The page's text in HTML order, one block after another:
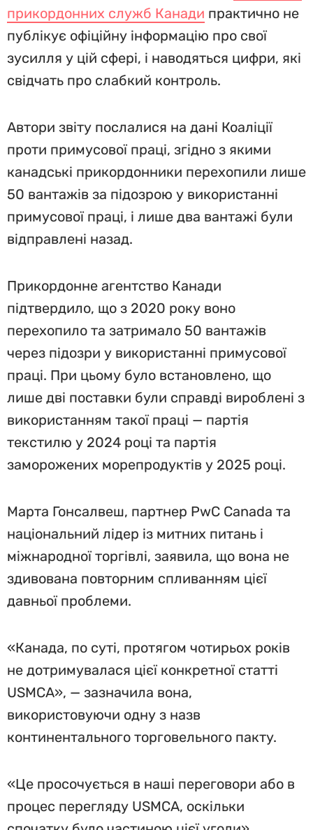
прикордонних служб Канади практично не
публікує офіційну інформацію про свої
зусилля у цій сфері, і наводяться цифри, які
свідчать про слабкий контроль.
Автори звіту послалися на дані Коаліції
проти примусової праці, згідно з якими
канадські прикордонники перехопили лише
50 вантажів за підозрою у використанні
примусової праці, і лише два вантажі були
відправлені назад.
Прикордонне агентство Канади
підтвердило, що з 2020 року воно
перехопило та затримало 50 вантажів
через підозри у використанні примусової
праці. При цьому було встановлено, що
лише дві поставки були справді вироблені з
використанням такої праці — партія
текстилю у 2024 році та партія
заморожених морепродуктів у 2025 році.
Марта Гонсалвеш, партнер PwC Canada та
національний лідер із митних питань і
міжнародної торгівлі, заявила, що вона не
здивована повторним спливанням цієї
давньої проблеми.
«Канада, по суті, протягом чотирьох років
не дотримувалася цієї конкретної статті
USMCA», — зазначила вона,
використовуючи одну з назв
континентального торговельного пакту.
«Це просочується в наші переговори або в
процес перегляду USMCA, оскільки